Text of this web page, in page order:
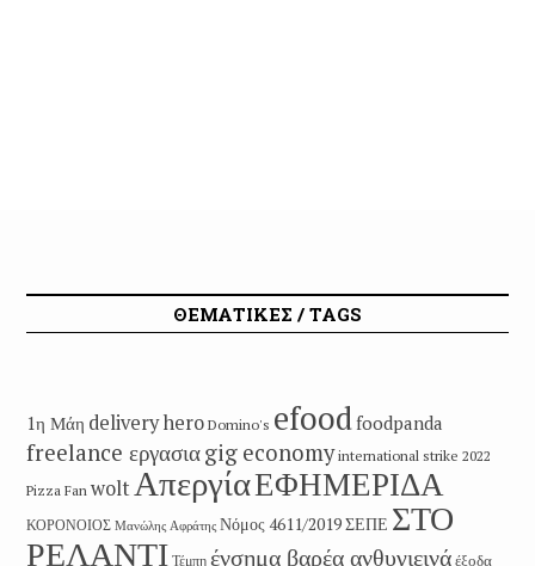
ΘΕΜΑΤΙΚΕΣ / TAGS
1η Μάη delivery hero Domino's efoodfoodpanda
freelance εργασιαgig economy international strike 2022
Pizza Fan woltΑπεργίαΕΦΗΜΕΡΙΔΑ
ΚΟΡΟΝΟΙΟΣ Μανώλης Αφράτης Νόμος 4611/2019ΣΕΠΕ ΣΤΟ
ΡΕΛΑΝΤΙ Τέμπη ένσημα βαρέα ανθυγιεινάέξοδα